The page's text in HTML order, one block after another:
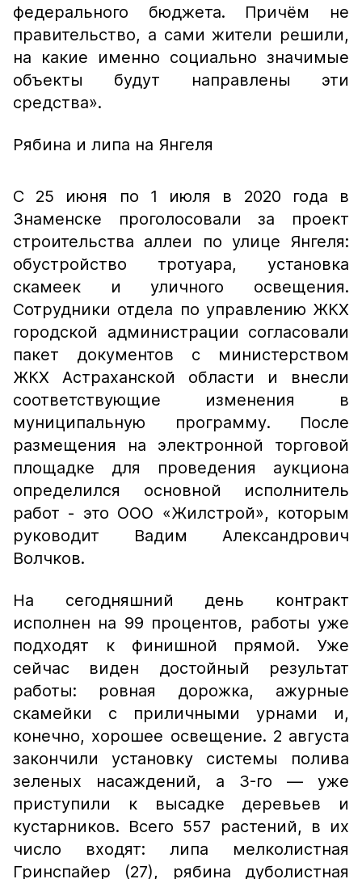
федерального бюджета. Причём не
правительство, а сами жители решили,
на какие именно социально значимые
объекты будут направлены эти
средства».
Рябина и липа на Янгеля
С 25 июня по 1 июля в 2020 года в
Знаменске проголосовали за проект
строительства аллеи по улице Янгеля:
обустройство тротуара, установка
скамеек и уличного освещения.
Сотрудники отдела по управлению ЖКХ
городской администрации согласовали
пакет документов с министерством
ЖКХ Астраханской области и внесли
соответствующие изменения в
муниципальную программу. После
размещения на электронной торговой
площадке для проведения аукциона
определился основной исполнитель
работ - это ООО «Жилстрой», которым
руководит Вадим Александрович
Волчков.
На сегодняшний день контракт
исполнен на 99 процентов, работы уже
подходят к финишной прямой. Уже
сейчас виден достойный результат
работы: ровная дорожка, ажурные
скамейки с приличными урнами и,
конечно, хорошее освещение. 2 августа
закончили установку системы полива
зеленых насаждений, а 3-го — уже
приступили к высадке деревьев и
кустарников. Всего 557 растений, в их
число входят: липа мелколистная
Гринспайер (27), рябина дуболистная